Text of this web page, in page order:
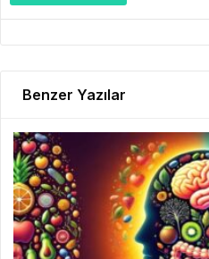
Benzer Yazılar